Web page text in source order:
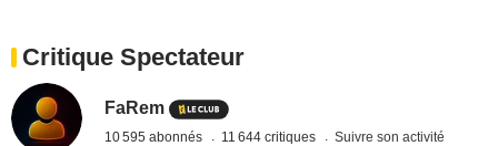
Critique Spectateur
FaRem
10 595 abonnés 11 644 critiques Suivre son activité